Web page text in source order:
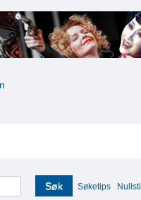
Søk Søketips Nullstill